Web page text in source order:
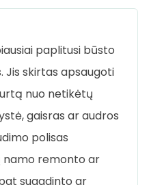
paplitusi būsto
Jis skirtas apsaugoti
nuo netikėtų
gaisras ar audros
polisas
namo remonto ar
sugadinto ar